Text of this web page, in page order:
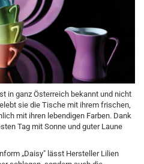
in ganz Österreich bekannt und nicht
sie die Tische mit ihrem frischen,
mit ihren lebendigen Farben. Dank
Tag mit Sonne und guter Laune
„Daisy" lässt Hersteller Lilien